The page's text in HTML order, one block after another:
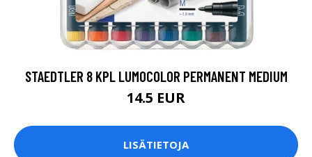
STAEDTLER 8 KPL LUMOCOLOR PERMANENT MEDIUM
14.5 EUR
LISÄTIETOJA